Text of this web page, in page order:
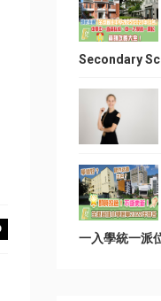
Secondary
一入學統一派